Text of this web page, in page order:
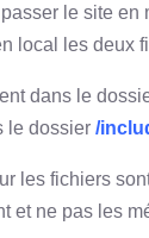
passer le site
local les deux
dans le
le dossier /
les fichiers
et ne pas les